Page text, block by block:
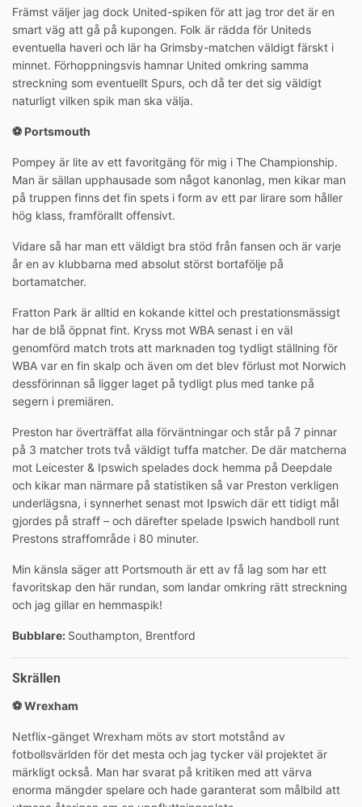
Främst väljer jag dock United-spiken för att jag tror det är en
smart väg att gå på kupongen. Folk är rädda för Uniteds
eventuella haveri och lär ha Grimsby-matchen väldigt färskt i
minnet. Förhoppningsvis hamnar United omkring samma
streckning som eventuellt Spurs, och då ter det sig väldigt
naturligt vilken spik man ska välja.
⚽️ Portsmouth
Pompey är lite av ett favoritgäng för mig i The Championship.
Man är sällan upphausade som något kanonlag, men kikar man
på truppen finns det fin spets i form av ett par lirare som håller
hög klass, framförallt offensivt.
Vidare så har man ett väldigt bra stöd från fansen och är varje
år en av klubbarna med absolut störst bortafölje på
bortamatcher.
Fratton Park är alltid en kokande kittel och prestationsmässigt
har de blå öppnat fint. Kryss mot WBA senast i en väl
genomförd match trots att marknaden tog tydligt ställning för
WBA var en fin skalp och även om det blev förlust mot Norwich
dessförinnan så ligger laget på tydligt plus med tanke på
segern i premiären.
Preston har överträffat alla förväntningar och står på 7 pinnar
på 3 matcher trots två väldigt tuffa matcher. De där matcherna
mot Leicester & Ipswich spelades dock hemma på Deepdale
och kikar man närmare på statistiken så var Preston verkligen
underlägsna, i synnerhet senast mot Ipswich där ett tidigt mål
gjordes på straff – och därefter spelade Ipswich handboll runt
Prestons straffområde i 80 minuter.
Min känsla säger att Portsmouth är ett av få lag som har ett
favoritskap den här rundan, som landar omkring rätt streckning
och jag gillar en hemmaspik!
Bubblare: Southampton, Brentford
Skrällen
⚽️ Wrexham
Netflix-gänget Wrexham möts av stort motstånd av
fotbollsvärlden för det mesta och jag tycker väl projektet är
märkligt också. Man har svarat på kritiken med att värva
enorma mängder spelare och hade garanterat som målbild att